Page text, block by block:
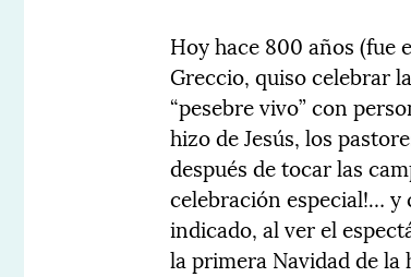
Hoy hace 800 años (fue
Greccio, quiso celebrar
“pesebre vivo” con
hizo de Jesús, los
después de tocar las
celebración especial!…
indicado, al ver el
la primera Navidad de